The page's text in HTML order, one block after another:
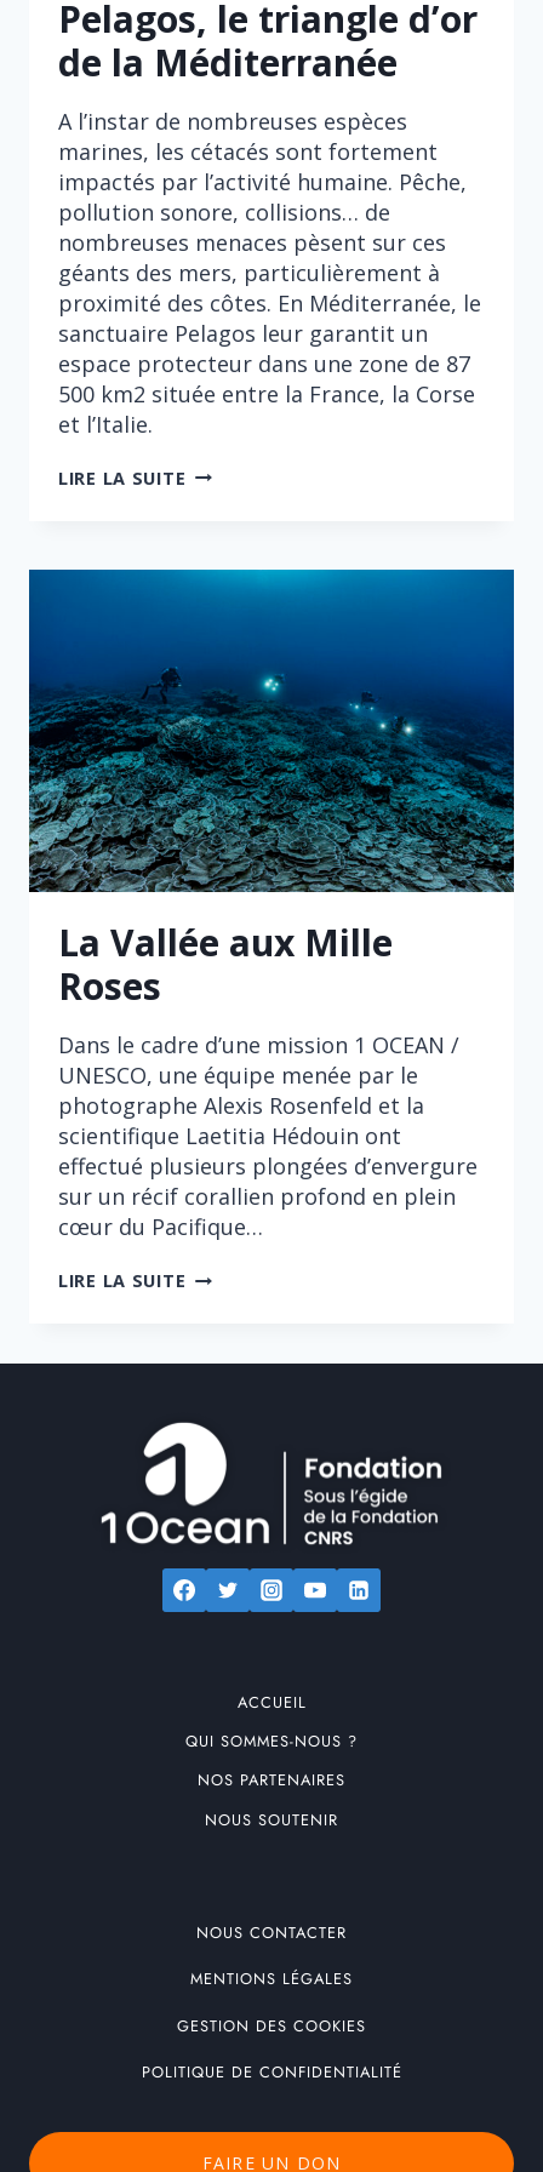
Pelagos, le triangle d’or
de la Méditerranée
A l’instar de nombreuses espèces
marines, les cétacés sont fortement
impactés par l’activité humaine. Pêche,
pollution sonore, collisions… de
nombreuses menaces pèsent sur ces
géants des mers, particulièrement à
proximité des côtes. En Méditerranée, le
sanctuaire Pelagos leur garantit un
espace protecteur dans une zone de 87
500 km2 située entre la France, la Corse
et l’Italie.
LIRE LA SUITE PELAGOS,
DE
La Vallée aux Mille
Roses
Dans le cadre d’une mission 1 OCEAN /
UNESCO, une équipe menée par le
photographe Alexis Rosenfeld et la
scientifique Laetitia Hédouin ont
effectué plusieurs plongées d’envergure
sur un récif corallien profond en plein
cœur du Pacifique…
LIRE LA SUITE LA
ACCUEIL
QUI SOMMES-NOUS ?
NOS PARTENAIRES
NOUS SOUTENIR
NOUS CONTACTER
MENTIONS LÉGALES
GESTION DES COOKIES
POLITIQUE DE CONFIDENTIALITÉ
FAIRE UN DON